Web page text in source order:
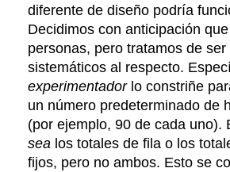
diferente de diseño podría
Decidimos con anticipación
personas, pero tratamos de
sistemáticos al respecto.
experimentadorlo constriñe
un número predeterminado de
(por ejemplo, 90 de cada uno).
sea los totales de fila o los
fijos, pero no ambos. Esto se